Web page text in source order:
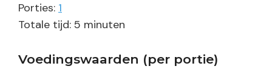
Porties: 1
Totale tijd: 5 minuten
minuten
Voedingswaarden (per portie)